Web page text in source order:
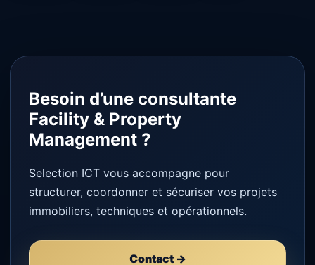
Besoin d’une consultante
Facility & Property
Management ?
Selection ICT vous accompagne pour
structurer, coordonner et sécuriser vos projets
immobiliers, techniques et opérationnels.
Contact →